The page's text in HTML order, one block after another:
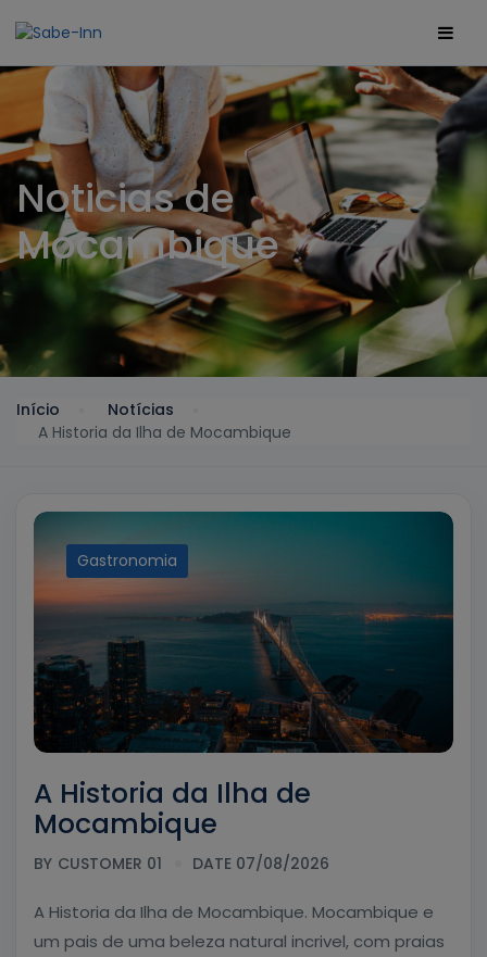
Noticias de
Mocambique
Início
Notícias
A Historia da Ilha de Mocambique
Gastronomia
A Historia da Ilha de
Mocambique
BY CUSTOMER 01 DATE 07/08/2026
A Historia da Ilha de Mocambique. Mocambique e
um pais de uma beleza natural incrivel, com praias